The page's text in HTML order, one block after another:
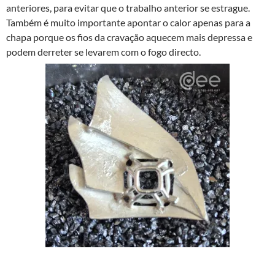
anteriores, para evitar que o trabalho anterior se estrague.
Também é muito importante apontar o calor apenas para a
chapa porque os fios da cravação aquecem mais depressa e
podem derreter se levarem com o fogo directo.